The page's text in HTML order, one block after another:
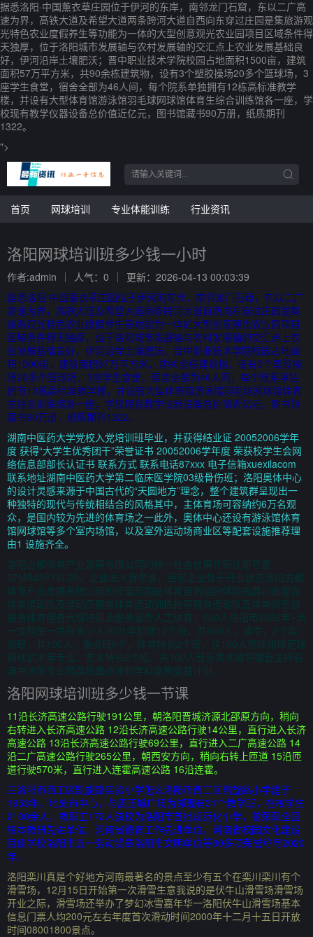
据悉洛阳·中国薰衣草庄园位于伊河的东岸，南邻龙门石窟，东以二广高
速为界，高铁大道及希望大道两条跨河大道自西向东穿过庄园是集旅游观
光特色农业度假养生等功能为一体的大型创意观光农业园项目区域条件得
天独厚，位于洛阳城市发展轴与农村发展轴的交汇点上农业发展基础良
好，伊河沿岸土壤肥沃；晋中职业技术学院校园占地面积1500亩，建筑
面积57万平方米，共90余栋建筑物，设有3个塑胶操场20多个篮球场，3
座学生食堂，宿舍全部为46人间，每个院系单独拥有12栋高标准教学
楼，并设有大型体育馆游泳馆羽毛球网球馆体育生综合训练馆各一座，学
校现有教学仪器设备总价值近亿元，图书馆藏书90万册，纸质期刊
1322。
">
首页 网球培训 专业体能训练 行业资讯
洛阳网球培训班多少钱一小时
作者:admin 人气：0
更新：2026-04-13 00:03:39
据悉洛阳·中国薰衣草庄园位于伊河的东岸，南邻龙门石窟，东以二广
高速为界，高铁大道及希望大道两条跨河大道自西向东穿过庄园是集
旅游观光特色农业度假养生等功能为一体的大型创意观光农业园项目
区域条件得天独厚，位于洛阳城市发展轴与农村发展轴的交汇点上农
业发展基础良好，伊河沿岸土壤肥沃；晋中职业技术学院校园占地面
积1500亩，建筑面积57万平方米，共90余栋建筑物，设有3个塑胶操
场20多个篮球场，3座学生食堂，宿舍全部为46人间，每个院系单独
拥有12栋高标准教学楼，并设有大型体育馆游泳馆羽毛球网球馆体育
生综合训练馆各一座，学校现有教学仪器设备总价值近亿元，图书馆
藏书90万册，纸质期刊1322。
湖南中医药大学党校入党培训班毕业，并获得结业证 20052006学年
度 获得“大学生优秀团干”荣誉证书 20052006学年度 荣获校学生会网
络信息部部长认证书 联系方式 联系电话87xxx 电子信箱xuexilacom
联系地址湖南中医药大学第二临床医学院03级骨伤班；洛阳奥体中心
的设计灵感来源于中国古代的“天圆地方”理念，整个建筑群呈现出一
种独特的现代与传统相结合的风格其中，主体育场可容纳约6万名观
众，是国内较为先进的体育场之一此外，奥体中心还设有游泳馆体育
馆网球馆等多个室内场馆，以及室外运动场商业区等配套设施推荐理
由1 设施齐全。
洛阳古都体育产业发展有限公司的统一社会信用代码注册号是
27MA45PY2L20，企业法人贺孝波，目前企业处于开业状态洛阳古都
体育产业发展有限公司的经营范围是体育竞赛组织体能拓展训练服务
体育运动队及运动员服务体育运动训练指导服务运动队及体育俱乐部
服务体育健身代理培训及服务室外人工体育；600人洛阳市2022年+高
一文科生一共有多少人2021年招收12个班，共600人，其中，2个实
验班，共100人，重点班6个，体育特长2个班，共100人篮球排球足球
网球武术等专业，艺术特长2个班，共100人音乐美术编导播音主持表
演书法等专业精英班重点冲刺学科竞赛强基计划。
洛阳网球培训班多少钱一节课
11沿长济高速公路行驶191公里，朝洛阳晋城济源北邵原方向，稍向
右转进入长济高速公路 12沿长济高速公路行驶14公里，直行进入长济
高速公路 13沿长济高速公路行驶69公里，直行进入二广高速公路 14
沿二广高速公路行驶265公里，朝西安方向，稍向右转上匝道 15沿匝
道行驶570米，直行进入连霍高速公路 16沿连霍。
三洛阳市西工区凯旋路实验小学怎么洛阳市西工区凯旋路小学建于
1953年，地处市中心，与周王城广场为邻现有31个教学班，在校学生
2100余人，教职工172人该校为洛阳市首批规范化小学，曾荣获全国
校本教研先进单位，河南省德育工作先进单位，河南省校园文化建设
百佳学校洛阳市五一劳动奖章洛阳市文明单位等80多项荣誉称号2020
年。
洛阳栾川真是个好地方河南最著名的景点至少有五个在栾川栾川有个
滑雪场，12月15日开始第一次滑雪生意我说的是伏牛山滑雪场滑雪场
开业之际，滑雪场还举办了梦幻冰雪嘉年华一洛阳伏牛山滑雪场基本
信息门票人均200元左右年度首次滑动时间2000年十二月十五日开放
时间08001800景点。